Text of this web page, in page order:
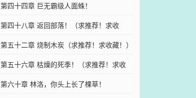
第四十四章 巨无霸级人面蛛！
第四十八章 返回部落！（求推荐！求收
藏！）
第五十二章 烧制木炭（求推荐！求收藏！）
第五十六章 枯燥的死季！（求推荐！求收
藏！）
第六十章 林洛，你头上长了棵草！